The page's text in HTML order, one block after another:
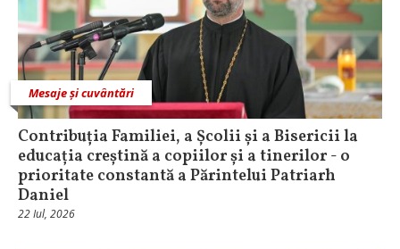
Mesaje și cuvântări
Contribuția Familiei, a Școlii și a Bisericii la
educația creștină a copiilor și a tinerilor - o
prioritate constantă a Părintelui Patriarh
Daniel
22 Iul, 2026